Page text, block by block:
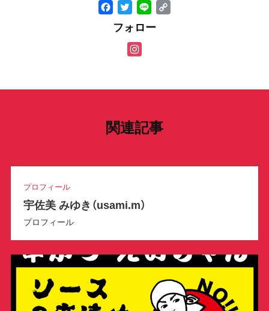
F
a
b
o
k
T
wi
tt
Li
n
Li
フォロー
a
a
関連記事
プロフィール
宇佐美 みゆき（usami.m）
プロフィール